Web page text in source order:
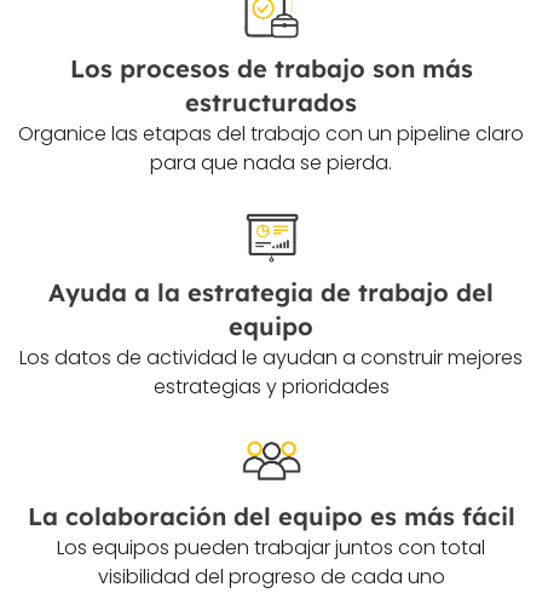
Los procesos de trabajo son más
estructurados
Organice las etapas del trabajo con un pipeline claro
para que nada se pierda.
Ayuda a la estrategia de trabajo del
equipo
Los datos de actividad le ayudan a construir mejores
estrategias y prioridades
La colaboración del equipo es más fácil
Los equipos pueden trabajar juntos con total
visibilidad del progreso de cada uno